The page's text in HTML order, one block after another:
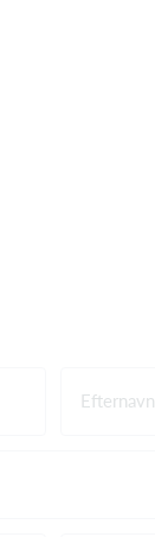
Efternavn